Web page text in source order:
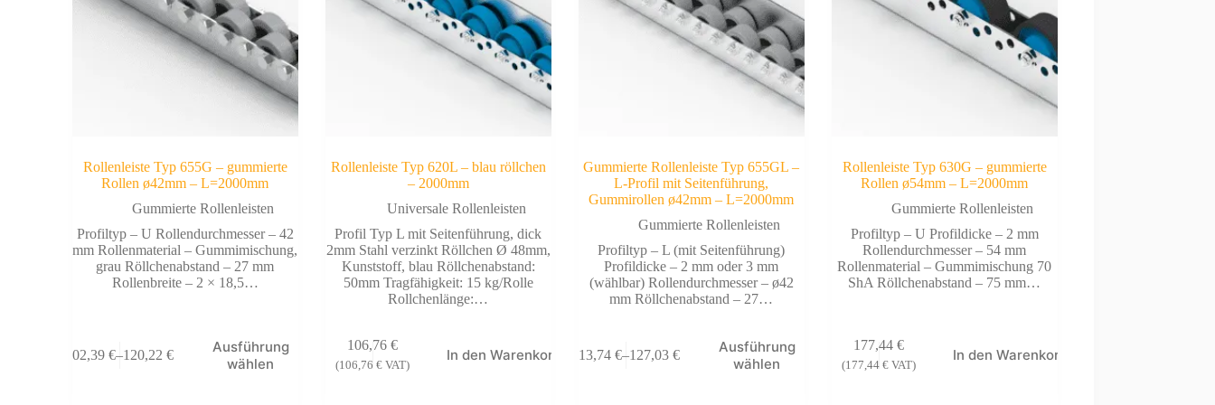
Rollenleiste Typ 655G – gummierte
Rollen ø42mm – L=2000mm
Gummierte Rollenleisten
Profiltyp – U Rollendurchmesser – 42
mm Rollenmaterial – Gummimischung,
grau Röllchenabstand – 27 mm
Rollenbreite – 2 × 18,5…
102,39€–120,22€
Preisspanne:
Ausführung
wählen
Produkt
Rollenleiste Typ 620L – blau röllchen
– 2000mm
Universale Rollenleisten
Profil Typ L mit Seitenführung, dick
2mm Stahl verzinkt Röllchen Ø 48mm,
Kunststoff, blau Röllchenabstand:
50mm Tragfähigkeit: 15 kg/Rolle
Rollchenlänge:…
106,76€
(106,76€ VAT)
In den Warenkorb
Gummierte Rollenleiste Typ 655GL –
L-Profil mit Seitenführung,
Gummirollen ø42mm – L=2000mm
Gummierte Rollenleisten
Profiltyp – L (mit Seitenführung)
Profildicke – 2 mm oder 3 mm
(wählbar) Rollendurchmesser – ø42
mm Röllchenabstand – 27…
113,74€–127,03€
Preisspanne:
Ausführung
wählen
Produkt
Rollenleiste Typ 630G – gummierte
Rollen ø54mm – L=2000mm
Gummierte Rollenleisten
Profiltyp – U Profildicke – 2 mm
Rollendurchmesser – 54 mm
Rollenmaterial – Gummimischung 70
ShA Röllchenabstand – 75 mm…
177,44€
(177,44€ VAT)
In den Warenkorb